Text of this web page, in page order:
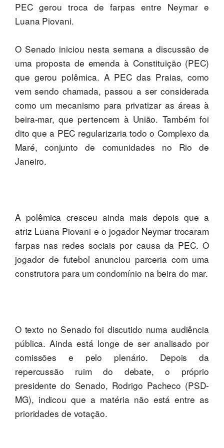
PEC gerou troca de farpas entre Neymar e
Luana Piovani.
O Senado iniciou nesta semana a discussão de
uma proposta de emenda à Constituição (PEC)
que gerou polêmica. A PEC das Praias, como
vem sendo chamada, passou a ser considerada
como um mecanismo para privatizar as áreas à
beira-mar, que pertencem à União. Também foi
dito que a PEC regularizaria todo o Complexo da
Maré, conjunto de comunidades no Rio de
Janeiro.
A polêmica cresceu ainda mais depois que a
atriz Luana Piovani e o jogador Neymar trocaram
farpas nas redes sociais por causa da PEC. O
jogador de futebol anunciou parceria com uma
construtora para um condomínio na beira do mar.
O texto no Senado foi discutido numa audiência
pública. Ainda está longe de ser analisado por
comissões e pelo plenário. Depois da
repercussão ruim do debate, o próprio
presidente do Senado, Rodrigo Pacheco (PSD-
MG), indicou que a matéria não está entre as
prioridades de votação.